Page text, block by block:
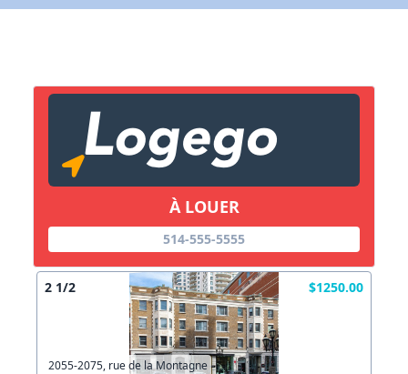
À LOUER
514-555-5555
2 1/2 $1250.00
2055-2075, rue de la Montagne
Lien vers inscription (sera inclus dans courriel)
Copier lien
X Fermer Envoyez
X Fermer